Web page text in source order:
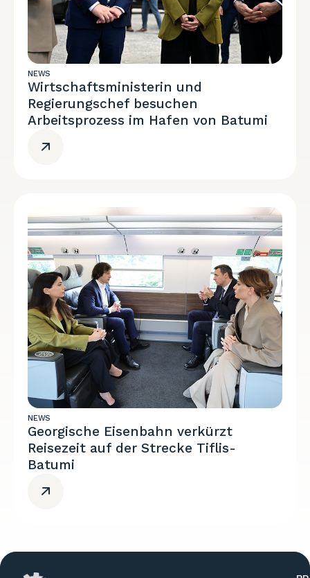
NEWS
Wirtschaftsministerin und
Regierungschef besuchen
Arbeitsprozess im Hafen von Batumi
NEWS
Georgische Eisenbahn verkürzt
Reisezeit auf der Strecke Tiflis-
Batumi